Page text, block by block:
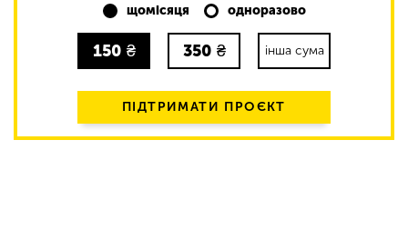
щомісяця
одноразово
150 ₴ 350 ₴ інша сума
ПІДТРИМАТИ ПРОЄКТ